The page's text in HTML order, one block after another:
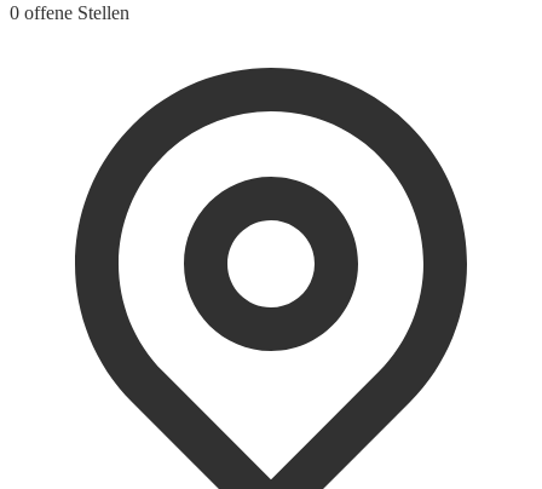
0 offene Stellen